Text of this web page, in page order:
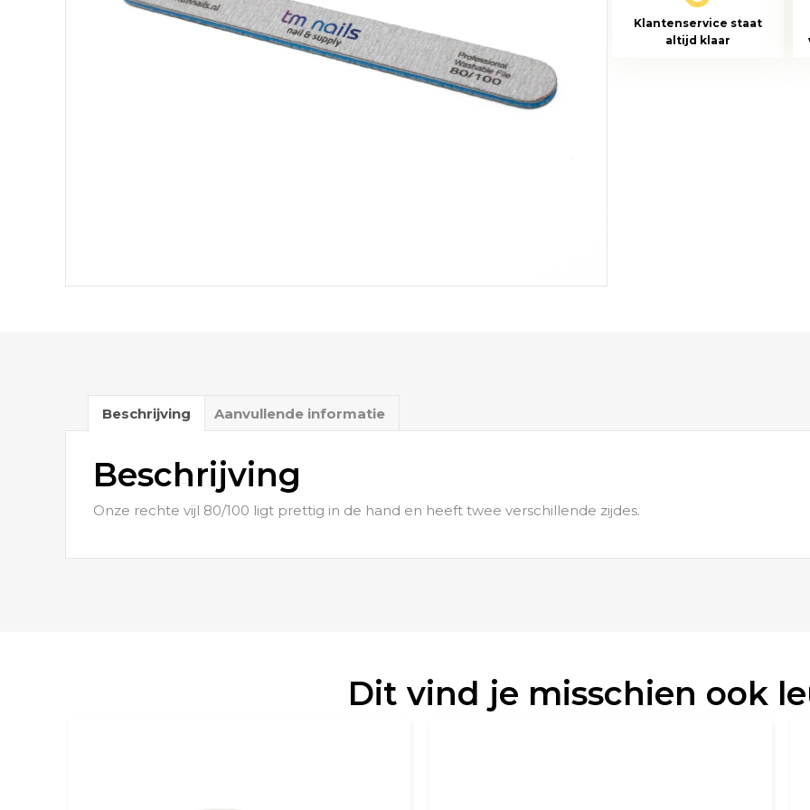
recht-Klantenservice staat
altijd klaar
Beschrijving Aanvullende informatie
Beschrijving
Onze rechte vijl 80/100 ligt prettig in de hand en heeft twee verschillende zijdes.
Dit vind je misschien ook